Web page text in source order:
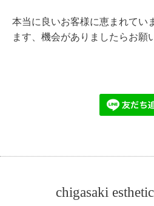
本当に良いお客様に恵まれてい
ます、機会がありましたらお願
chigasaki